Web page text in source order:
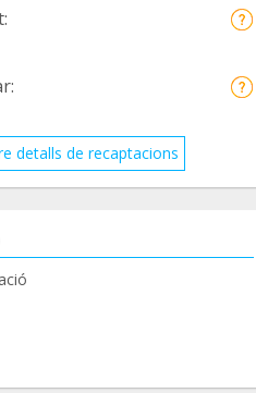
detalls de recaptacions